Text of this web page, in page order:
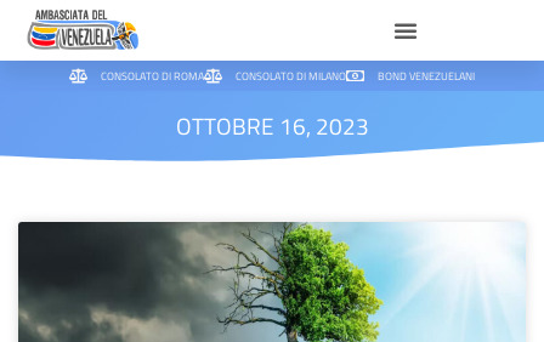
CONSOLATO DI ROMA CONSOLATO DI MILANO BOND VENEZUELANI
OTTOBRE 16, 2023